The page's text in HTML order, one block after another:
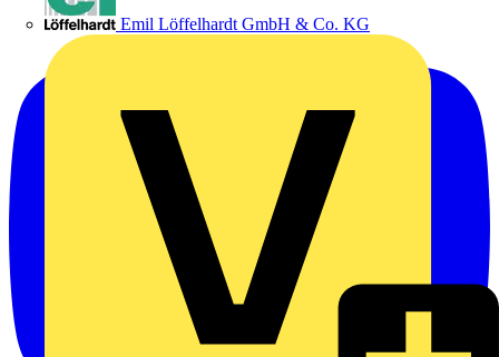
Emil Löffelhardt GmbH & Co. KG